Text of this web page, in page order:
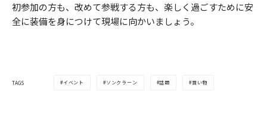
初参加の方も、改めて参戦する方も、楽しく過ごすために安
全に装備を身につけて現場に向かいましょう。
TAGS イベント ソンクラーン 話題 買い物